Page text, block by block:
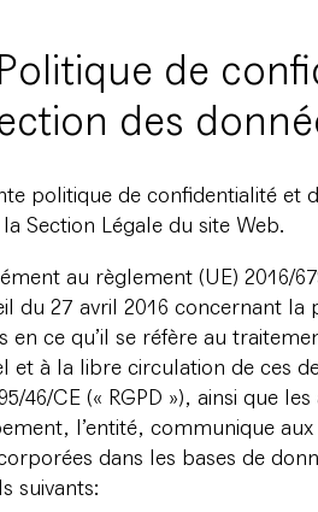
Politique de
des
politique de confidentialité et
Section Légale du site Web.
au règlement (UE) 2016/
du 27 avril 2016 concernant la
en ce qu’il se réfère au
et à la libre circulation de ces
46/CE (« RGPD »), ainsi que
l’entité, communique
dans les bases de
suivants: